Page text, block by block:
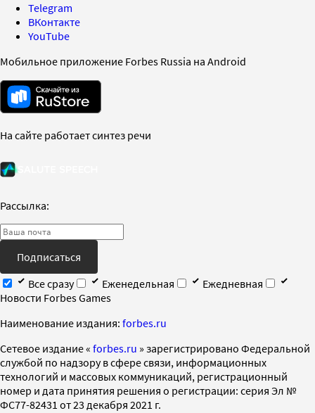
Telegram
ВКонтакте
YouTube
Мобильное приложение Forbes Russia на Android
На сайте работает синтез речи
Рассылка:
Подписаться
Все сразу
Еженедельная
Ежедневная
Новости Forbes Games
Наименование издания: forbes.ru
Cетевое издание « forbes.ru » зарегистрировано Федеральной
службой по надзору в сфере связи, информационных
технологий и массовых коммуникаций, регистрационный
номер и дата принятия решения о регистрации: серия Эл №
ФС77-82431 от 23 декабря 2021 г.